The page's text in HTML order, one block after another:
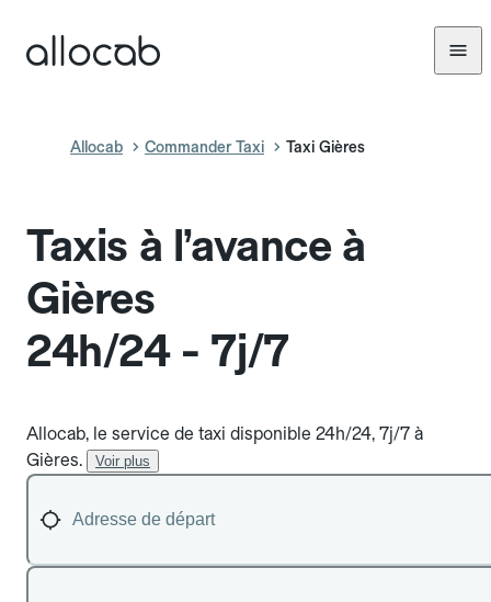
Allocab Commander Taxi Taxi Gières
Taxis à l’avance à
Gières
24h/24 - 7j/7
Allocab, le service de taxi disponible 24h/24, 7j/7 à
Gières.
Voir plus